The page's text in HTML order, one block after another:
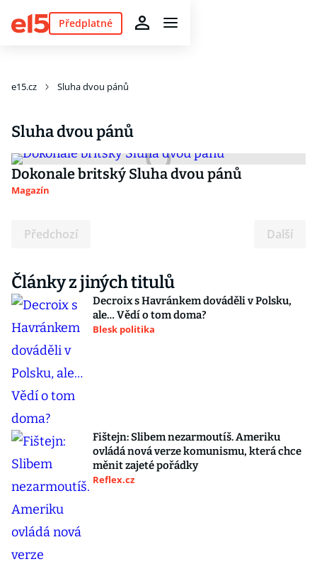
Předplatné
e15.cz Sluha dvou pánů
Sluha dvou pánů
Dokonale britský Sluha dvou pánů
Magazín
Předchozí Další
Články z jiných titulů
Decroix s Havránkem dováděli v Polsku,
ale… Vědí o tom doma?
Blesk politika
Fištejn: Slibem nezarmoutíš. Ameriku
ovládá nová verze komunismu, která chce
měnit zajeté pořádky
Reflex.cz